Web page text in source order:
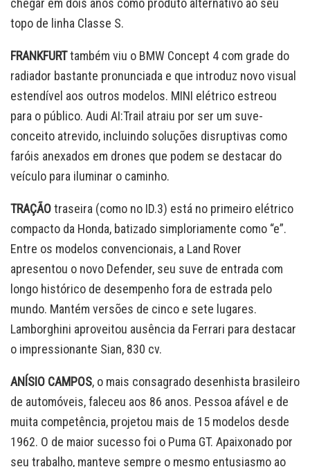
chegar em dois anos como produto alternativo ao seu
topo de linha Classe S.
FRANKFURTtambém viu o BMW Concept 4 com grade do
radiador bastante pronunciada e que introduz novo visual
estendível aos outros modelos. MINI elétrico estreou
para o público. Audi AI:Trail atraiu por ser um suve-
conceito atrevido, incluindo soluções disruptivas como
faróis anexados em drones que podem se destacar do
veículo para iluminar o caminho.
TRAÇÃOtraseira (como no ID.3) está no primeiro elétrico
compacto da Honda, batizado simploriamente como “e”.
Entre os modelos convencionais, a Land Rover
apresentou o novo Defender, seu suve de entrada com
longo histórico de desempenho fora de estrada pelo
mundo. Mantém versões de cinco e sete lugares.
Lamborghini aproveitou ausência da Ferrari para destacar
o impressionante Sian, 830 cv.
ANÍSIO CAMPOS, o mais consagrado desenhista brasileiro
de automóveis, faleceu aos 86 anos. Pessoa afável e de
muita competência, projetou mais de 15 modelos desde
1962. O de maior sucesso foi o Puma GT. Apaixonado por
seu trabalho, manteve sempre o mesmo entusiasmo ao